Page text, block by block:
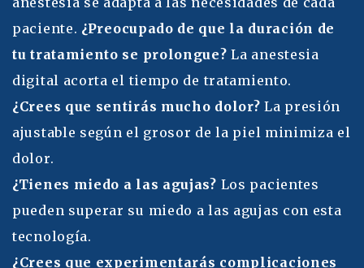
paciente. ¿Preocupado de que la duración de
tu tratamiento se prolongue? La anestesia
digital acorta el tiempo de tratamiento.
¿Crees que sentirás mucho dolor? La presión
ajustable según el grosor de la piel minimiza el
dolor.
¿Tienes miedo a las agujas? Los pacientes
pueden superar su miedo a las agujas con esta
tecnología.
¿Crees que experimentarás complicaciones